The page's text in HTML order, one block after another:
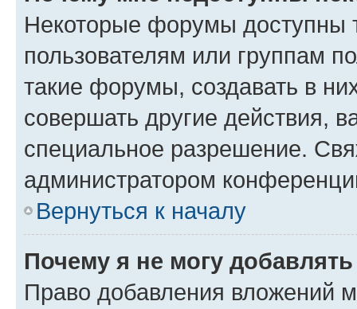
Некоторые форумы доступны
пользователям или группам
такие форумы, создавать в
совершать другие действия,
специальное разрешение.
администратором
Вернуться к началу
Почему я не могу
Право добавления вложений